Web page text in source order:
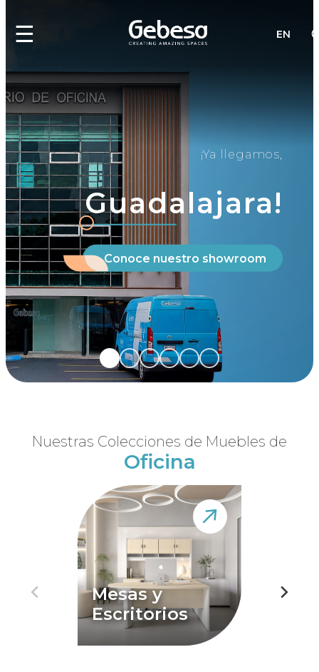
☰ EN
¡Ya llegamos,
Guadalajara!
Conoce nuestro showroom
Nuestras Colecciones de Muebles de
Oficina
Mesas y
Escritorios